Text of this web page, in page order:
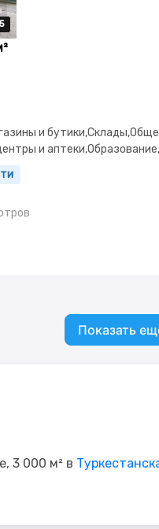
и
и
Показать
3 000 м² в